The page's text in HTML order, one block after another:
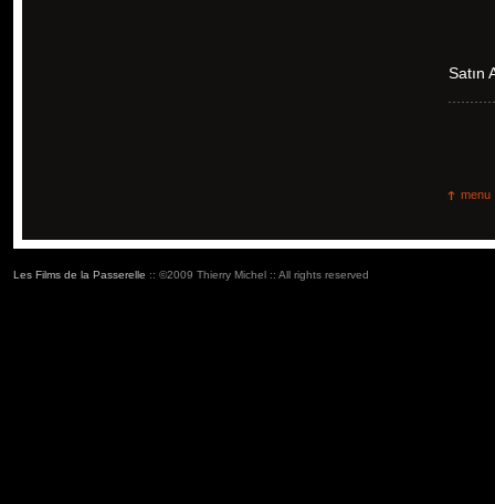
Satın
menu
Les Films de la Passerelle :: ©2009 Thierry Michel :: All rights reserved